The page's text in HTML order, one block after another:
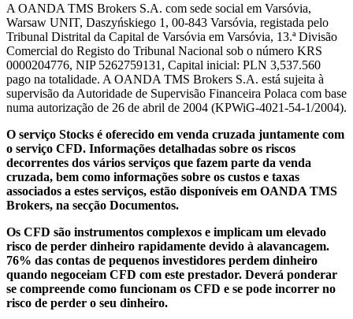
A OANDA TMS Brokers S.A. com sede social em Varsóvia,
Warsaw UNIT, Daszyńskiego 1, 00-843 Varsóvia, registada pelo
Tribunal Distrital da Capital de Varsóvia em Varsóvia, 13.ª Divisão
Comercial do Registo do Tribunal Nacional sob o número KRS
0000204776, NIP 5262759131, Capital inicial: PLN 3,537.560
pago na totalidade. A OANDA TMS Brokers S.A. está sujeita à
supervisão da Autoridade de Supervisão Financeira Polaca com base
numa autorização de 26 de abril de 2004 (KPWiG-4021-54-1/2004).
O serviço Stocks é oferecido em venda cruzada juntamente com
o serviço CFD. Informações detalhadas sobre os riscos
decorrentes dos vários serviços que fazem parte da venda
cruzada, bem como informações sobre os custos e taxas
associados a estes serviços, estão disponíveis em OANDA TMS
Brokers, na secção Documentos.
Os CFD são instrumentos complexos e implicam um elevado
risco de perder dinheiro rapidamente devido à alavancagem.
76% das contas de pequenos investidores perdem dinheiro
quando negoceiam CFD com este prestador. Deverá ponderar
se compreende como funcionam os CFD e se pode incorrer no
risco de perder o seu dinheiro.